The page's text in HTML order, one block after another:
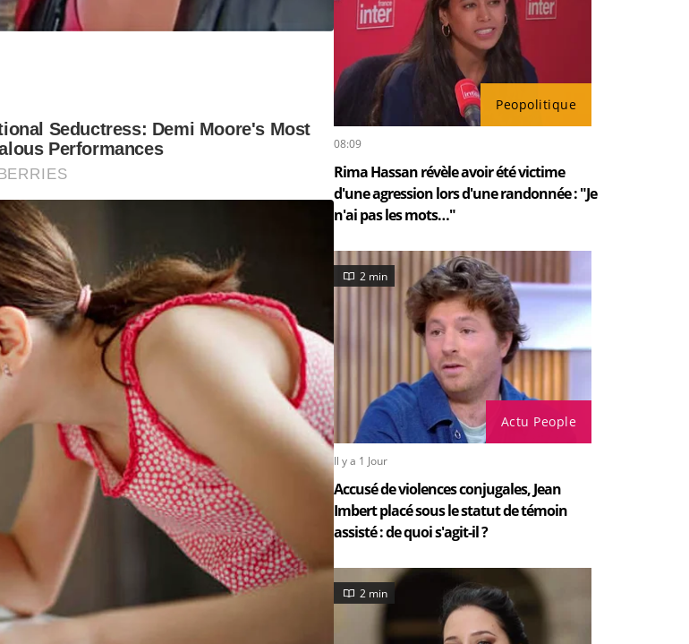
Peopolitique
08:09
Rima Hassan révèle avoir été victime
d'une agression lors d'une randonnée : "Je
n'ai pas les mots…"
Actu People
2 min
Il y a 1 Jour
Accusé de violences conjugales, Jean
Imbert placé sous le statut de témoin
assisté : de quoi s'agit-il ?
2 min